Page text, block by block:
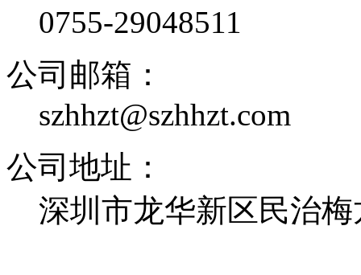
0755-29048511
公司邮箱：
szhhzt@szhhzt.com
公司地址：
深圳市龙华新区民治